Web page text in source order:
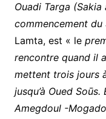
Ouadi Targa
commencement du
Lamta, est « le
rencontre quand il
mettent trois jours
jusqu’à Oued
Amegdoul -